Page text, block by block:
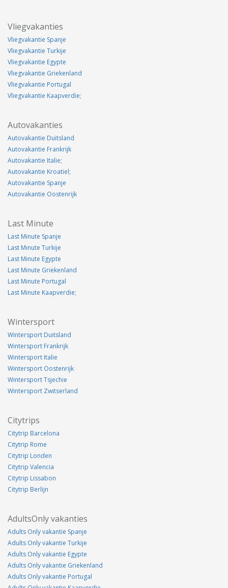
Vliegvakanties
Vliegvakantie Spanje
Vliegvakantie Turkije
Vliegvakantie Egypte
Vliegvakantie Griekenland
Vliegvakantie Portugal
Vliegvakantie Kaapverdie;
Autovakanties
Autovakantie Duitsland
Autovakantie Frankrijk
Autovakantie Italie;
Autovakantie Kroatiel;
Autovakantie Spanje
Autovakantie Oostenrijk
Last Minute
Last Minute Spanje
Last Minute Turkije
Last Minute Egypte
Last Minute Griekenland
Last Minute Portugal
Last Minute Kaapverdie;
Wintersport
Wintersport Duitsland
Wintersport Frankrijk
Wintersport Italie
Wintersport Oostenrijk
Wintersport Tsjechie
Wintersport Zwitserland
Citytrips
Citytrip Barcelona
Citytrip Rome
Citytrip Londen
Citytrip Valencia
Citytrip Lissabon
Citytrip Berlijn
AdultsOnly vakanties
Adults Only vakantie Spanje
Adults Only vakantie Turkije
Adults Only vakantie Egypte
Adults Only vakantie Griekenland
Adults Only vakantie Portugal